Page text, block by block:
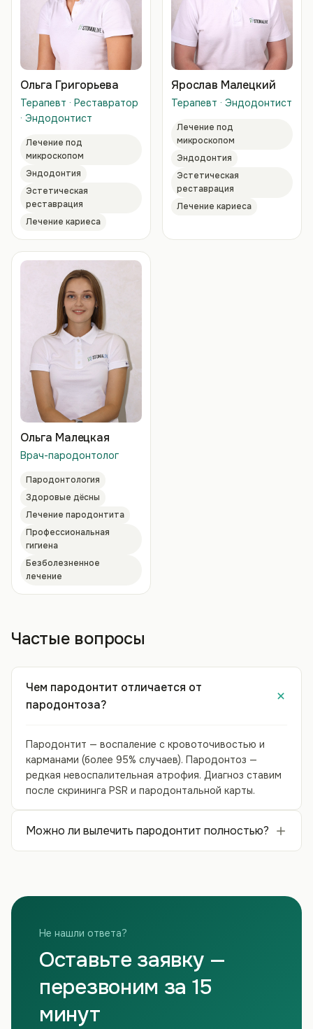
Ольга Григорьева
Терапевт · Реставратор
· Эндодонтист
Лечение под
микроскопом
Эндодонтия
Эстетическая
реставрация
Лечение кариеса
Ярослав Малецкий
Терапевт · Эндодонтист
Лечение под
микроскопом
Эндодонтия
Эстетическая
реставрация
Лечение кариеса
Ольга Малецкая
Врач-пародонтолог
Пародонтология
Здоровые дёсны
Лечение пародонтита
Профессиональная
гигиена
Безболезненное
лечение
Частые вопросы
Чем пародонтит отличается от
пародонтоза?
Пародонтит — воспаление с кровоточивостью и
карманами (более 95% случаев). Пародонтоз —
редкая невоспалительная атрофия. Диагноз ставим
после скрининга PSR и пародонтальной карты.
Можно ли вылечить пародонтит полностью?
Не нашли ответа?
Оставьте заявку —
перезвоним за 15
минут